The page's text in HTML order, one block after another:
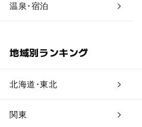
温泉･宿泊
地域別ランキング
北海道･東北
関東